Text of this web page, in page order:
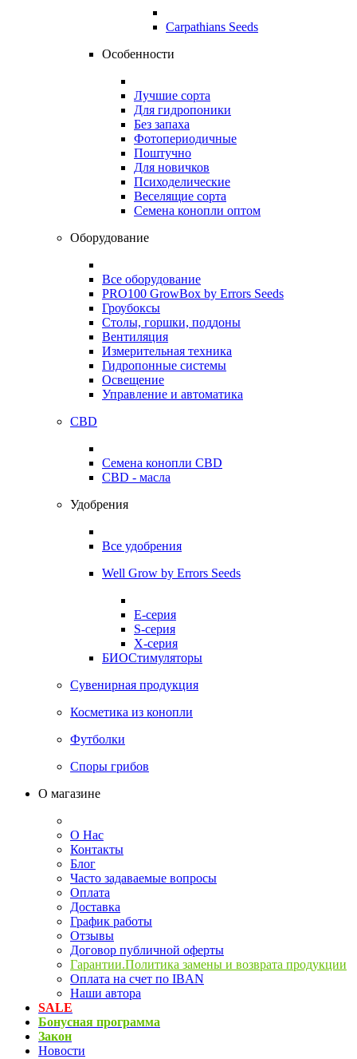
Carpathians Seeds
Особенности
Лучшие сорта
Для гидропоники
Без запаха
Фотопериодичные
Поштучно
Для новичков
Психоделические
Веселящие сорта
Семена конопли оптом
Оборудование
Все оборудование
PRO100 GrowBox by Errors Seeds
Гроубоксы
Столы, горшки, поддоны
Вентиляция
Измерительная техника
Гидропонные системы
Освещение
Управление и автоматика
CBD
Семена конопли CBD
CBD - масла
Удобрения
Все удобрения
Well Grow by Errors Seeds
E-серия
S-серия
X-серия
БИОСтимуляторы
Сувенирная продукция
Косметика из конопли
Футболки
Споры грибов
О магазине
О Нас
Контакты
Блог
Часто задаваемые вопросы
Оплата
Доставка
График работы
Отзывы
Договор публичной оферты
Гарантии.Политика замены и возврата продукции
Оплата на счет по IBAN
Наши автора
SALE
Бонусная программа
Закон
Новости